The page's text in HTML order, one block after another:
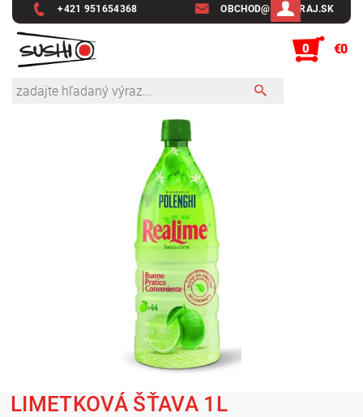
+421 951654368 OBCHOD@SUSHIRAJ.SK
0 €0
LIMETKOVÁ ŠŤAVA 1L